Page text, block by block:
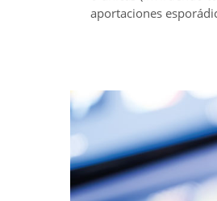
aportaciones